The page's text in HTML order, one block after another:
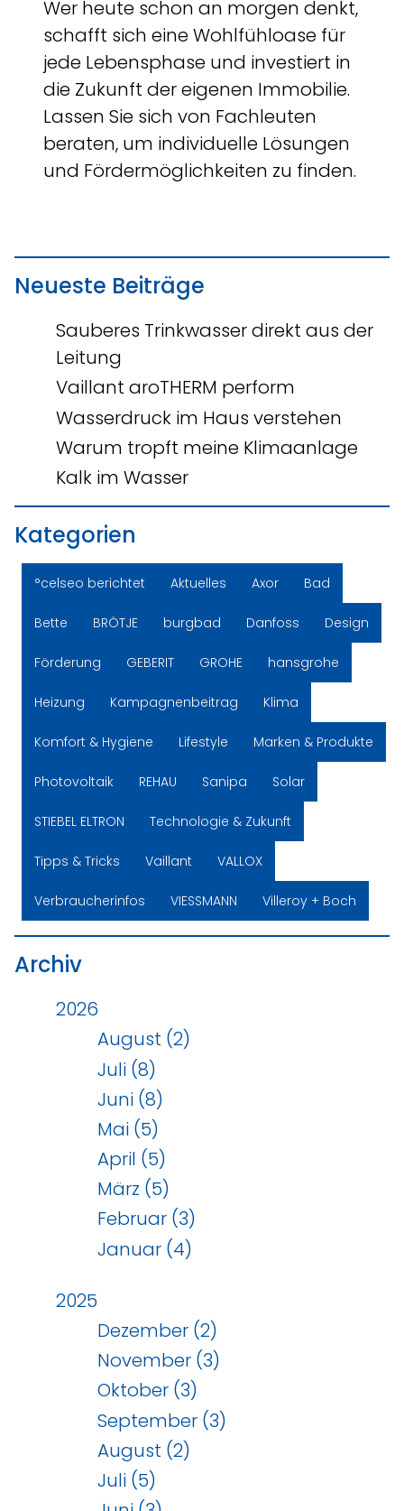
Wer heute schon an morgen denkt,
schafft sich eine Wohlfühloase für
jede Lebensphase und investiert in
die Zukunft der eigenen Immobilie.
Lassen Sie sich von Fachleuten
beraten, um individuelle Lösungen
und Fördermöglichkeiten zu finden.
Neueste Beiträge
Sauberes Trinkwasser direkt aus der
Leitung
Vaillant aroTHERM perform
Wasserdruck im Haus verstehen
Warum tropft meine Klimaanlage
Kalk im Wasser
Kategorien
°celseo berichtet Aktuelles Axor Bad
Bette BRÖTJE burgbad Danfoss Design
Förderung GEBERIT GROHE hansgrohe
Heizung Kampagnenbeitrag Klima
Komfort & Hygiene Lifestyle Marken & Produkte
Photovoltaik REHAU Sanipa Solar
STIEBEL ELTRON Technologie & Zukunft
Tipps & Tricks Vaillant VALLOX
Verbraucherinfos VIESSMANN Villeroy + Boch
Archiv
2026
August (2)
Juli (8)
Juni (8)
Mai (5)
April (5)
März (5)
Februar (3)
Januar (4)
2025
Dezember (2)
November (3)
Oktober (3)
September (3)
August (2)
Juli (5)